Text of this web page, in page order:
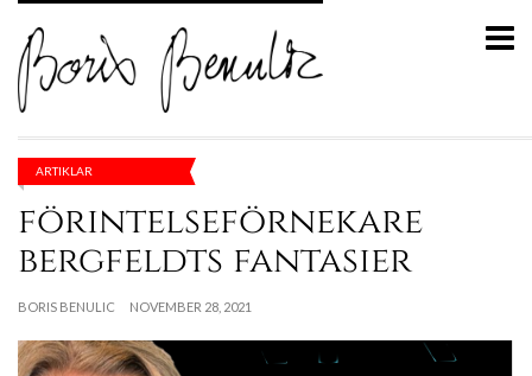
ARTIKLAR
förintelseförnekare
bergfeldts fantasier
BORIS BENULIC NOVEMBER 28, 2021